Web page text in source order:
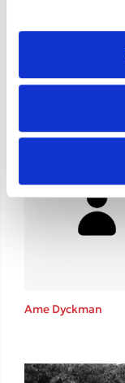
Allain Glykos
Ame Dyckman